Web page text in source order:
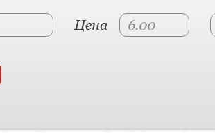
Цена